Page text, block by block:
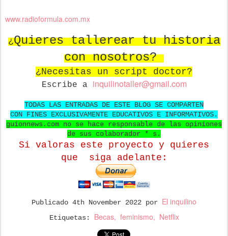
www.radioformula.com.mx
¿Quieres tallerear tu historia
con nosotros?
¿Necesitas un script doctor?
Escribe a inquilinotaller@gmail.com
TODAS LAS ENTRADAS DE ESTE BLOG SE COMPARTEN
CON FINES EXCLUSIVAMENTE EDUCATIVOS E INFORMATIVOS.
guionnews.com no se hace responsable de las opiniones
de sus colaborador * s.
Si valoras este proyecto y quieres
que siga adelante:
Publicado 4th November 2022 por El inquilino
Etiquetas: Becas feminismo Netflix